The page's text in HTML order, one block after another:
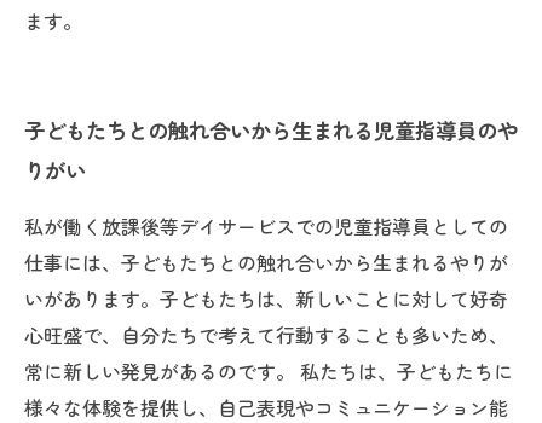
ます。
子どもたちとの触れ合いから生まれる児童指導員のや
りがい
私が働く放課後等デイサービスでの児童指導員としての
仕事には、子どもたちとの触れ合いから生まれるやりが
いがあります。子どもたちは、新しいことに対して好奇
心旺盛で、自分たちで考えて行動することも多いため、
常に新しい発見があるのです。 私たちは、子どもたちに
様々な体験を提供し、自己表現やコミュニケーション能